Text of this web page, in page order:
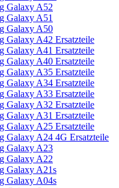
Galaxy A52
Galaxy A51
Galaxy A50
Galaxy A42 Ersatzteile
Galaxy A41 Ersatzteile
Galaxy A40 Ersatzteile
Galaxy A35 Ersatzteile
Galaxy A34 Ersatzteile
Galaxy A33 Ersatzteile
Galaxy A32 Ersatzteile
Galaxy A31 Ersatzteile
Galaxy A25 Ersatzteile
Galaxy A24 4G Ersatzteile
Galaxy A23
Galaxy A22
Galaxy A21s
Galaxy A04s